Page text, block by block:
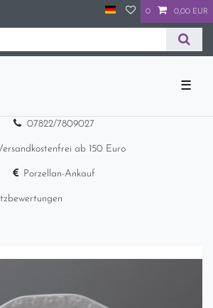
0 0,00 EUR
☰
07822/7809027
ab 150 Euro
Porzellan-Ankauf